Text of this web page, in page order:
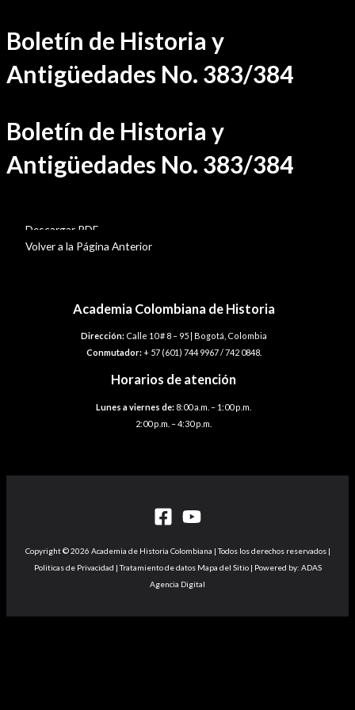
Ir
al
contenido
Boletín de Historia y
Antigüedades No. 383/384
Boletín de Historia y
Antigüedades No. 383/384
Descargar PDF
Volver a la Página Anterior
Academia Colombiana de Historia
Dirección:Calle 10 # 8 – 95 | Bogotá, Colombia
Conmutador:+ 57 (601) 744 9967 / 742 0848.
Horarios de atención
Lunes a viernes de: 8:00 a.m. – 1:00 p.m.
2:00 p.m. – 4:30 p.m.
Copyright © 2026 Academia de Historia Colombiana | Todos los derechos reservados |
Politicas de Privacidad | Tratamiento de datos Mapa del Sitio | Powered by: ADAS
Agencia Digital